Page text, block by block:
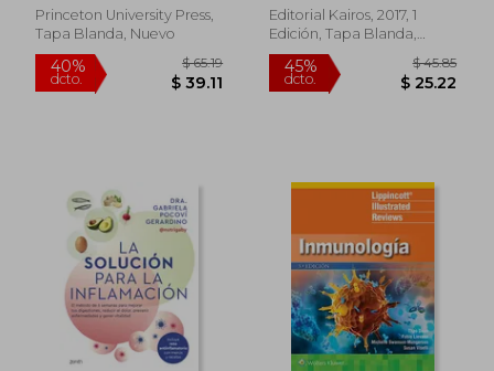
45%
dcto.
$ 36.72
History of the
Western World) (en
Princeton University Press,
Tapa Blanda, Nuevo
Bienestar
Editorial Kairos, 2017, 1
Edición, Tapa Blanda,
Nuevo